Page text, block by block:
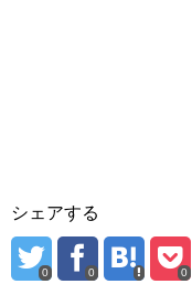
シェアする
0 0 0